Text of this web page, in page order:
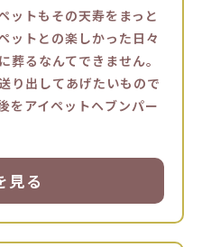
ットもその天寿をまっと
ットとの楽しかった日々
葬るなんてできません。
り出してあげたいもので
をアイペットヘブンパー
見る